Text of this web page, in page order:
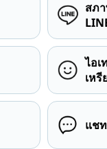
สภ
ไอ
เห
แช